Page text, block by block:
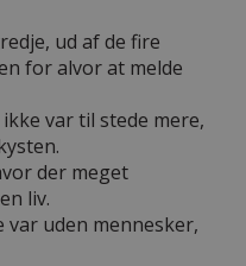
ud af de fire
for alvor at melde
var til stede mere,
der meget
liv.
var uden mennesker,